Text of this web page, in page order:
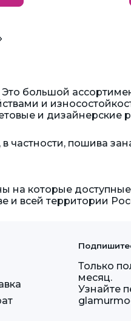
большой
и
и дизайнерские
пошива
на которые
и всей территории
Только
месяц.
Узнайте